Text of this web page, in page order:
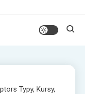
Typy, Kursy,